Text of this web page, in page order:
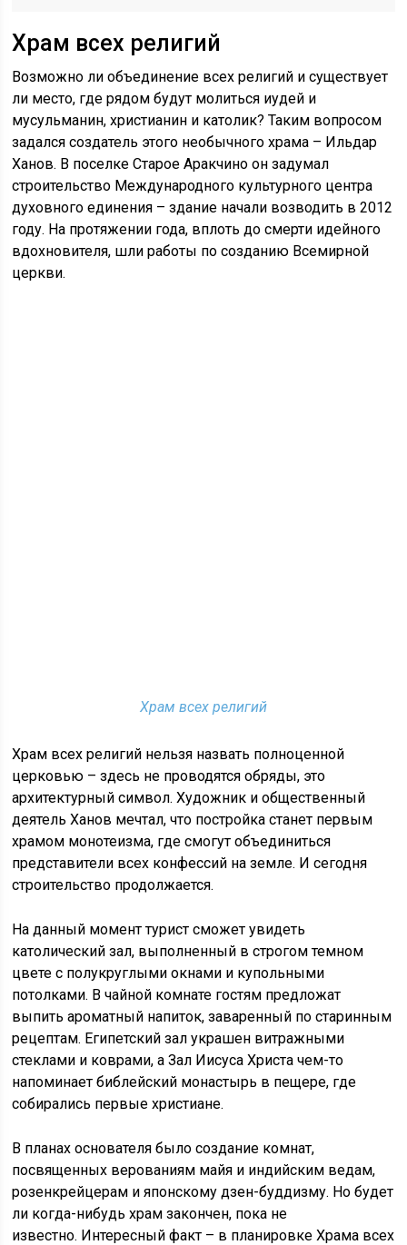
Храм всех религий
Возможно ли объединение всех религий и существует
ли место, где рядом будут молиться иудей и
мусульманин, христианин и католик? Таким вопросом
задался создатель этого необычного храма – Ильдар
Ханов. В поселке Старое Аракчино он задумал
строительство Международного культурного центра
духовного единения – здание начали возводить в 2012
году. На протяжении года, вплоть до смерти идейного
вдохновителя, шли работы по созданию Всемирной
церкви.
Храм всех религий
Храм всех религий нельзя назвать полноценной
церковью – здесь не проводятся обряды, это
архитектурный символ. Художник и общественный
деятель Ханов мечтал, что постройка станет первым
храмом монотеизма, где смогут объединиться
представители всех конфессий на земле. И сегодня
строительство продолжается.
На данный момент турист сможет увидеть
католический зал, выполненный в строгом темном
цвете с полукруглыми окнами и купольными
потолками. В чайной комнате гостям предложат
выпить ароматный напиток, заваренный по старинным
рецептам. Египетский зал украшен витражными
стеклами и коврами, а Зал Иисуса Христа чем-то
напоминает библейский монастырь в пещере, где
собирались первые христиане.
В планах основателя было создание комнат,
посвященных верованиям майя и индийским ведам,
розенкрейцерам и японскому дзен-буддизму. Но будет
ли когда-нибудь храм закончен, пока не
известно. Интересный факт – в планировке Храма всех